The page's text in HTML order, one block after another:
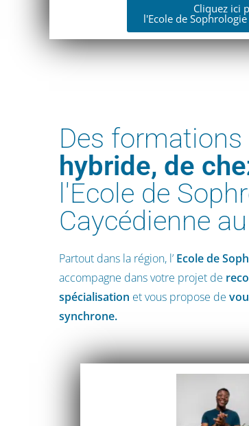
Cliquez ici
l'Ecole de
Des
hybride, de
l'Ecole de
Caycédienne
Partout dans la région, l’ Ecole de
accompagne dans votre projet de
spécialisation et vous propose de
synchrone.